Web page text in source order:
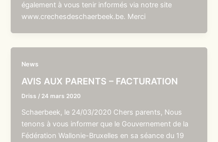
également à vous tenir informés via notre site
www.crechesdeschaerbeek.be. Merci
News
AVIS AUX PARENTS – FACTURATION
Driss / 24 mars 2020
Schaerbeek, le 24/03/2020 Chers parents, Nous
tenons à vous informer que le Gouvernement de la
Fédération Wallonie-Bruxelles en sa séance du 19